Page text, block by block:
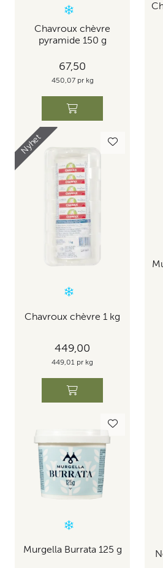
Chavroux chèvre
pyramide 150 g
67,50
450,07 pr kg
Nyhet
Chavroux chèvre 1 kg
449,00
449,01 pr kg
Murgella Burrata 125 g